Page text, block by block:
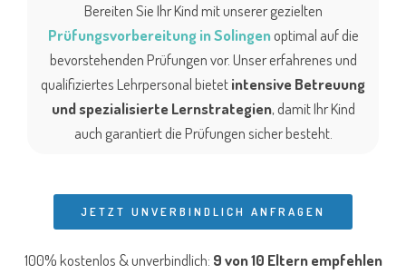
Bereiten Sie Ihr Kind mit unserer gezielten
Prüfungsvorbereitung in Solingenoptimal auf die
bevorstehenden Prüfungen vor. Unser erfahrenes und
qualifiziertes Lehrpersonal bietetintensive Betreuung
und spezialisierte Lernstrategien, damit Ihr Kind
auch garantiert die Prüfungen sicher besteht.
JETZT UNVERBINDLICH ANFRAGEN
100% kostenlos & unverbindlich: 9 von 10 Eltern empfehlen